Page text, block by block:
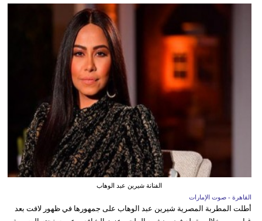
الفنانة شيرين عبد الوهاب
القاهرة - صوت الإمارات
أطلت المطربة المصرية شيرين عبد الوهاب على جمهورها في ظهور لافت بعد